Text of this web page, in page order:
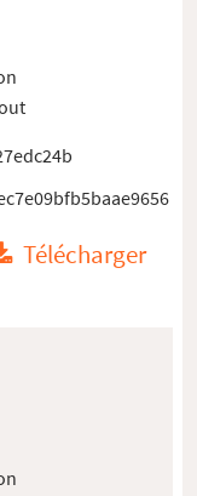
Télécharger